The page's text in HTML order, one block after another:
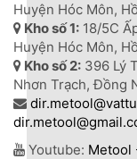
Huyện Hóc Môn,
Kho số 1: 18/5C
Huyện Hóc Môn,
Kho số 2: 396 Lý
Nhơn Trạch, Đồng
Youtube: Metool